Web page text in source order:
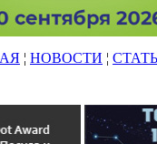
¦ НОВОСТИ ¦